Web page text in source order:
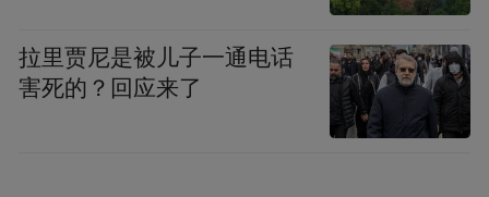
择。”山东美术馆馆长杨晓刚表示，“未来我
们将继续策划高质量展览，推出更多互动体
验项目，让艺术真正走进大众生活。”
拉里贾尼是被儿子一通电话
害死的？回应来了